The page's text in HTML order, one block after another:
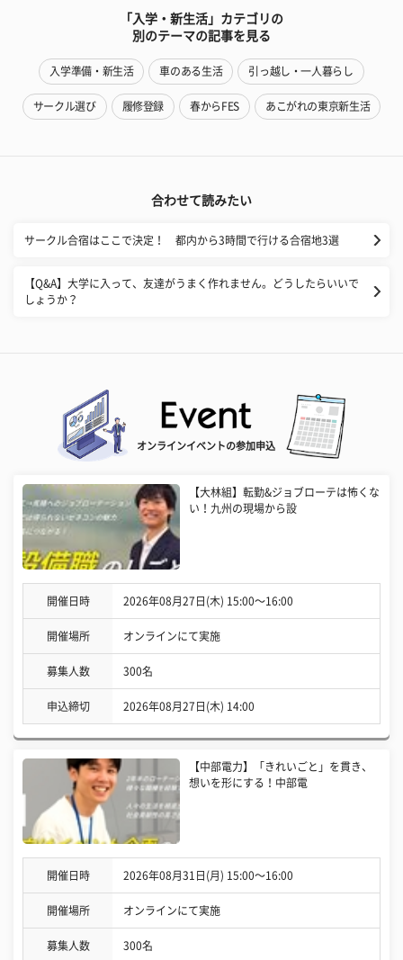
「入学・新生活」カテゴリの
別のテーマの記事を見る
入学準備・新生活 車のある生活 引っ越し・一人暮らし
サークル選び 履修登録 春からFES あこがれの東京新生活
合わせて読みたい
サークル合宿はここで決定！ 都内から3時間で行ける合宿地3選
【Q&A】大学に入って、友達がうまく作れません。どうしたらいいで
しょうか？
オンラインイベントの参加申込
【大林組】転勤&ジョブローテは怖くな
い！九州の現場から設
開催日時 2026年08月27日(木) 15:00〜16:00
開催場所 オンラインにて実施
募集人数 300名
申込締切 2026年08月27日(木) 14:00
【中部電力】「きれいごと」を貫き、
想いを形にする！中部電
開催日時 2026年08月31日(月) 15:00〜16:00
開催場所 オンラインにて実施
募集人数 300名